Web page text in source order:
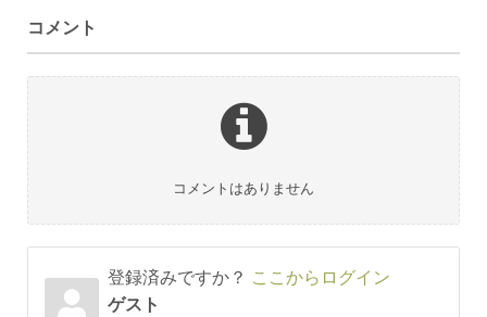
コメント
コメントはありません
登録済みですか？ ここからログイン
ゲスト